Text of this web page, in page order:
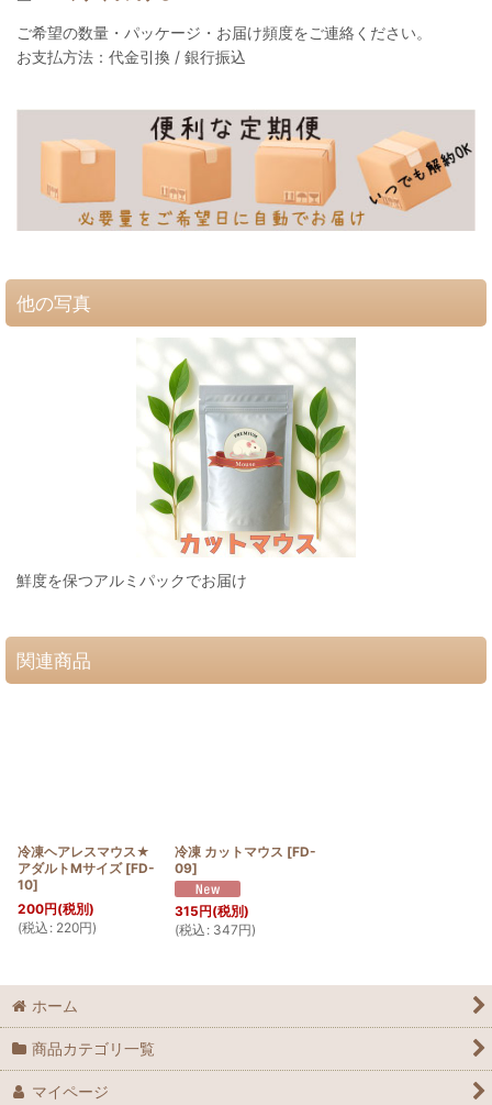
ご希望の数量・パッケージ・お届け頻度をご連絡ください。
お支払方法：代金引換 / 銀行振込
他の写真
鮮度を保つアルミパックでお届け
関連商品
冷凍ヘアレスマウス★
アダルトMサイズ [FD-
10]
200円(税別)
(税込 : 220円)
冷凍 カットマウス [FD-
09]
315円(税別)
(税込 : 347円)
ホーム
商品カテゴリ一覧
マイページ